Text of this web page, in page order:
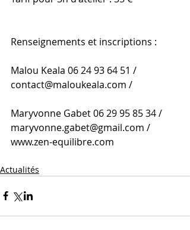
Renseignements et inscriptions :
Malou Keala 06 24 93 64 51 /
contact@maloukeala.com /
Maryvonne Gabet 06 29 95 85 34 /
maryvonne.gabet@gmail.com /
www.zen-equilibre.com
Actualités